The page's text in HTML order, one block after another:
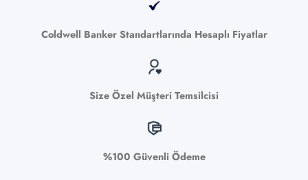
Coldwell Banker Standartlarında Hesaplı Fiyatlar
Size Özel Müşteri Temsilcisi
%100 Güvenli Ödeme